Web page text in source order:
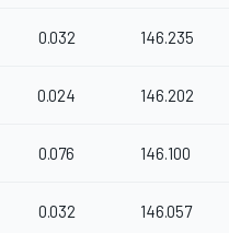
0.032 146.235
0.024 146.202
0.076 146.100
0.032 146.057